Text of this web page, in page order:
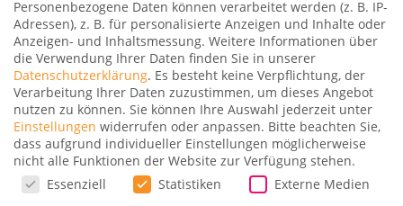
|
Im Zuge des bis 22.12.21 aktiven Test and Go-
Programms reisen wir nach Bangkok. Bedeutet,
bei Ankunft am Flughafen müssen wir einen
negativen PCR-Test nachweisen, der nicht älter
Personenbezogene Daten können verarbeitet werden (z. B. IP-
Adressen), z. B. für personalisierte Anzeigen und Inhalte oder
Anzeigen- und Inhaltsmessung. Weitere Informationen über
die Verwendung Ihrer Daten finden Sie in unserer
Datenschutzerklärung. Es besteht keine Verpflichtung, der
Verarbeitung Ihrer Daten zuzustimmen, um dieses Angebot
nutzen zu können. Sie können Ihre Auswahl jederzeit unter
Einstellungen widerrufen oder anpassen. Bitte beachten Sie,
dass aufgrund individueller Einstellungen möglicherweise
nicht alle Funktionen der Website zur Verfügung stehen.
Datenschutzeinstellungen
Essenziell Statistiken Externe Medien